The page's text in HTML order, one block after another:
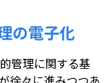
の電子化
管理に関する基